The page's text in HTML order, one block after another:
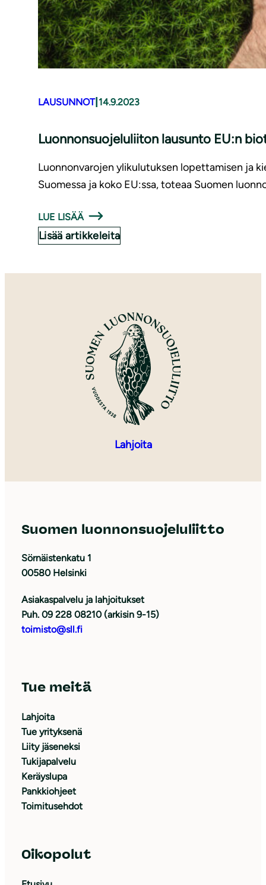
LAUSUNNOT| 14.9.2023
Luon­non­suo­je­lu­lii­ton lausunto EU:n
Luonnonvarojen ylikulutuksen lopettamisen ja
Suomessa ja koko EU:ssa, toteaa Suomen
LUE LISÄÄ
Lisää artikkeleita
Lahjoita
Suomen luonnonsuojeluliitto
Sörnäistenkatu 1
00580 Helsinki
Asiakaspalvelu ja lahjoitukset
Puh. 09 228 08210 (arkisin 9-15)
toimisto@sll.fi
Tue meitä
Lahjoita
Tue yrityksenä
Liity jäseneksi
Tukijapalvelu
Keräyslupa
Pankkiohjeet
Toimitusehdot
Oikopolut